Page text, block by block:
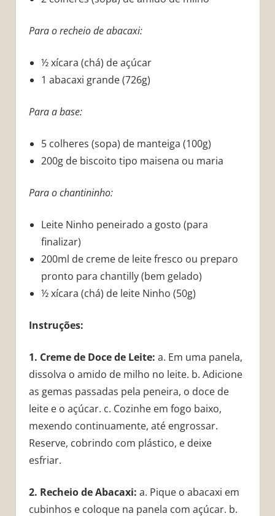
Para o recheio de abacaxi:
½ xícara (chá) de açúcar
1 abacaxi grande (726g)
Para a base:
5 colheres (sopa) de manteiga (100g)
200g de biscoito tipo maisena ou maria
Para o chantininho:
Leite Ninho peneirado a gosto (para
finalizar)
200ml de creme de leite fresco ou preparo
pronto para chantilly (bem gelado)
½ xícara (chá) de leite Ninho (50g)
Instruções:
1. Creme de Doce de Leite: a. Em uma panela,
dissolva o amido de milho no leite. b. Adicione
as gemas passadas pela peneira, o doce de
leite e o açúcar. c. Cozinhe em fogo baixo,
mexendo continuamente, até engrossar.
Reserve, cobrindo com plástico, e deixe
esfriar.
2. Recheio de Abacaxi: a. Pique o abacaxi em
cubinhos e coloque na panela com açúcar. b.